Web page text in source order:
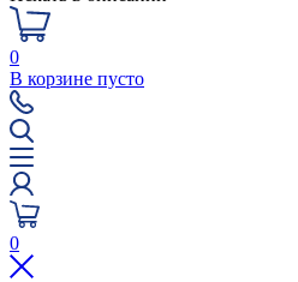
0
В корзине пусто
0